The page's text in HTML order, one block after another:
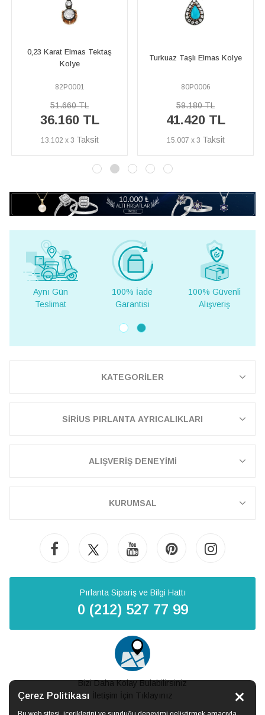
Çerez Politikası
Tektaş
Turkuaz Taşlı Elmas Kolye
41.420 TL
15.007 x 3
88.520
32.073 x 3
Aynı Gün
Teslimat
100% İade
Garantisi
100% Güvenli
Alışveriş
KATEGORİLER
SİRİUS PIRLANTA AYRICALIKLARI
ALIŞVERİŞ DENEYİMİ
KURUMSAL
Pırlanta Sipariş ve Bilgi Hattı
0 (212) 527 77 99
Bizi Daha Kolay Bulabilirsiniz
İletişim İçin Tıklayınız